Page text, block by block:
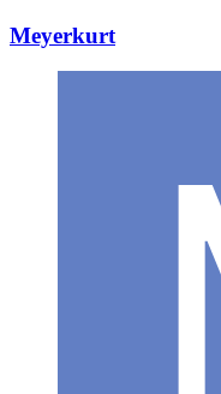
Meyerkurt